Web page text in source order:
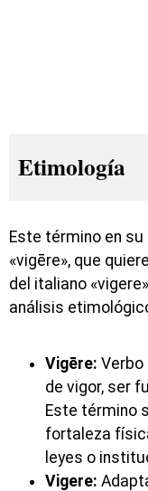
Etimología
Este término en
«vigēre», que
del italiano
análisis
Vigēre:
de vigor, ser
Este término
fortaleza
leyes o
Vigere: